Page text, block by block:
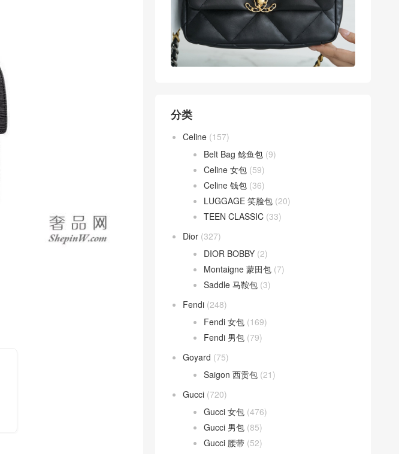
分类
Celine (157)
Belt Bag 鲶鱼包 (9)
Celine 女包 (59)
Celine 钱包 (36)
LUGGAGE 笑脸包 (20)
TEEN CLASSIC (33)
Dior (327)
DIOR BOBBY (2)
Montaigne 蒙田包 (7)
Saddle 马鞍包 (3)
Fendi (248)
Fendi 女包 (169)
Fendi 男包 (79)
Goyard (75)
Saigon 西贡包 (21)
Gucci (720)
Gucci 女包 (476)
Gucci 男包 (85)
Gucci 腰带 (52)